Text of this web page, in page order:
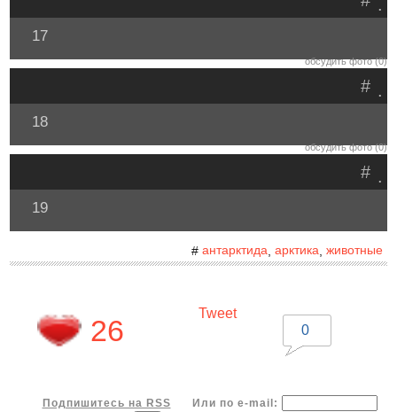
.
17
обсудить фото (0)
.
#
18
обсудить фото (0)
.
#
19
# антарктида, арктика, животные
26
Tweet
0
Подпишитесь на RSS
Или по e-mail: